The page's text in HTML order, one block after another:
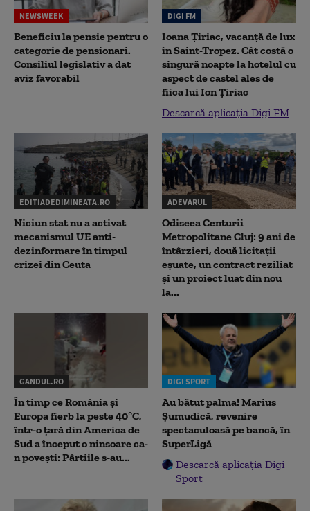
NEWSWEEK
Beneficiu la pensie pentru o
categorie de pensionari.
Consiliul legislativ a dat
aviz favorabil
DIGI FM
Ioana Țiriac, vacanță de lux
în Saint-Tropez. Cât costă o
singură noapte la hotelul cu
aspect de castel ales de
fiica lui Ion Țiriac
Descarcă aplicația Digi FM
EDITIADEDIMINEATA.RO
Niciun stat nu a activat
mecanismul UE anti-
dezinformare în timpul
crizei din Ceuta
ADEVARUL
Odiseea Centurii
Metropolitane Cluj: 9 ani de
întârzieri, două licitații
eșuate, un contract reziliat
și un proiect luat din nou
la...
GANDUL.RO
În timp ce România și
Europa fierb la peste 40°C,
într-o țară din America de
Sud a început o ninsoare ca-
n povești: Pârtiile s-au...
DIGI SPORT
Au bătut palma! Marius
Șumudică, revenire
spectaculoasă pe bancă, în
SuperLigă
Descarcă aplicația Digi
Sport